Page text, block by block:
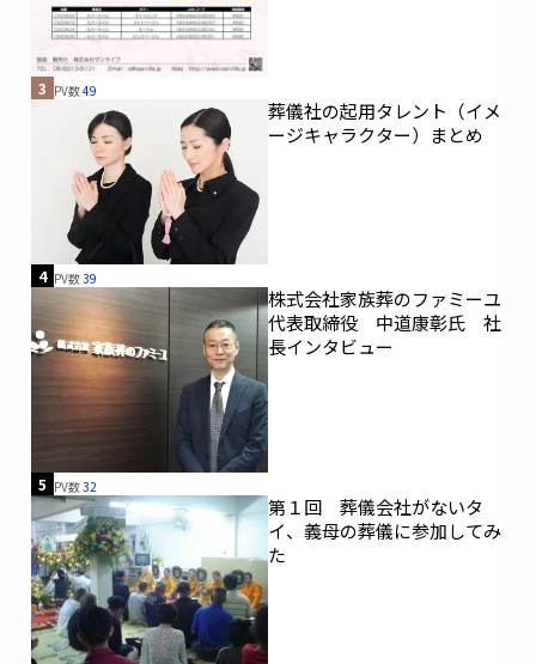
3 PV数49
葬儀社の起用タレント（イメ
ージキャラクター）まとめ
4 PV数39
株式会社家族葬のファミーユ
代表取締役 中道康彰氏 社
長インタビュー
5 PV数32
第１回 葬儀会社がないタ
イ、義母の葬儀に参加してみ
た